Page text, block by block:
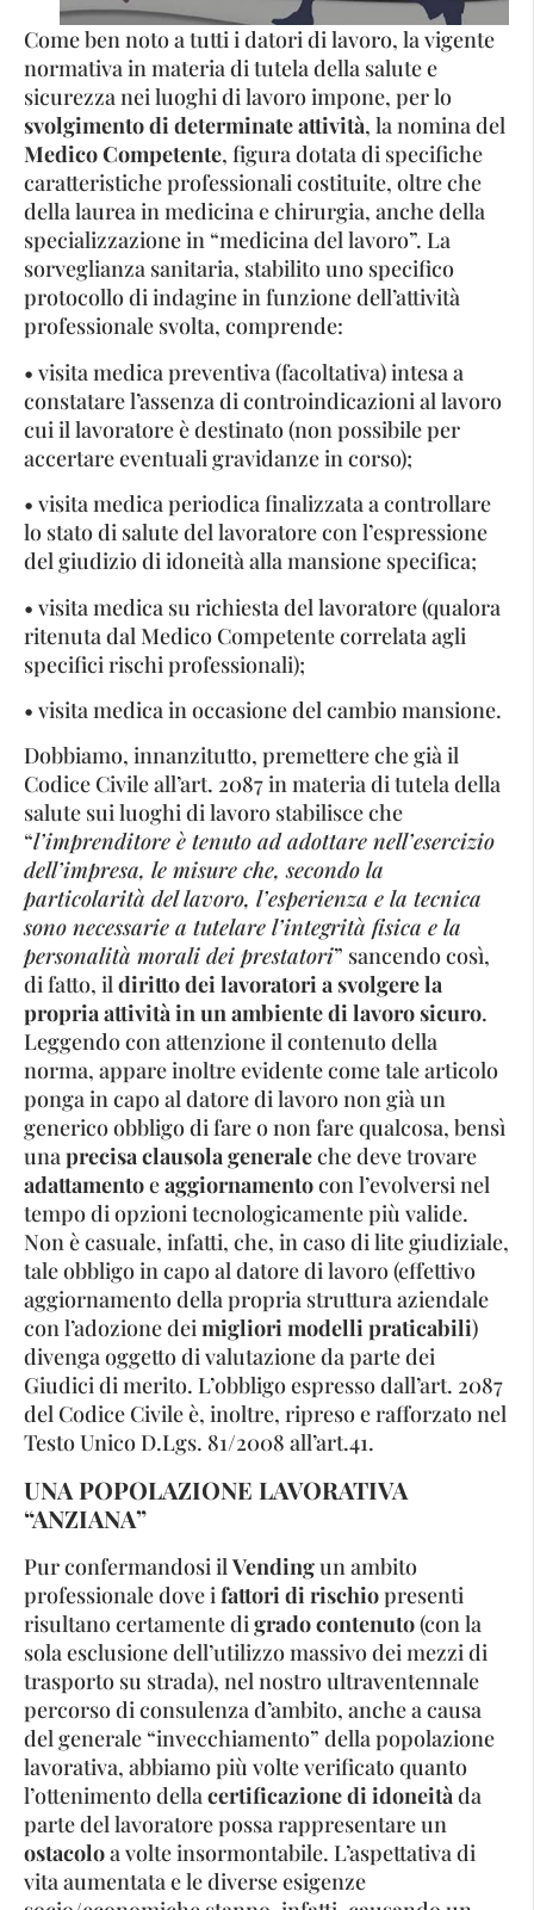
Come ben noto a tutti i datori di lavoro, la vigente
normativa in materia di tutela della salute e
sicurezza nei luoghi di lavoro impone, per lo
svolgimento di determinate attività, la nomina del
Medico Competente, figura dotata di specifiche
caratteristiche professionali costituite, oltre che
della laurea in medicina e chirurgia, anche della
specializzazione in “medicina del lavoro”. La
sorveglianza sanitaria, stabilito uno specifico
protocollo di indagine in funzione dell’attività
professionale svolta, comprende:
• visita medica preventiva (facoltativa) intesa a
constatare l’assenza di controindicazioni al lavoro
cui il lavoratore è destinato (non possibile per
accertare eventuali gravidanze in corso);
• visita medica periodica finalizzata a controllare
lo stato di salute del lavoratore con l’espressione
del giudizio di idoneità alla mansione specifica;
• visita medica su richiesta del lavoratore (qualora
ritenuta dal Medico Competente correlata agli
specifici rischi professionali);
• visita medica in occasione del cambio mansione.
Dobbiamo, innanzitutto, premettere che già il
Codice Civile all’art. 2087 in materia di tutela della
salute sui luoghi di lavoro stabilisce che
“l’imprenditore è tenuto ad adottare nell’esercizio
dell’impresa, le misure che, secondo la
particolarità del lavoro, l’esperienza e la tecnica
sono necessarie a tutelare l’integrità fisica e la
personalità morali dei prestatori” sancendo così,
di fatto, ildiritto dei lavoratori a svolgere la
propria attività in un ambiente di lavoro sicuro.
Leggendo con attenzione il contenuto della
norma, appare inoltre evidente come tale articolo
ponga in capo al datore di lavoro non già un
generico obbligo di fare o non fare qualcosa, bensì
unaprecisa clausola generaleche deve trovare
adattamentoeaggiornamentocon l’evolversi nel
tempo di opzioni tecnologicamente più valide.
Non è casuale, infatti, che, in caso di lite giudiziale,
tale obbligo in capo al datore di lavoro (effettivo
aggiornamento della propria struttura aziendale
con l’adozione deimigliori modelli praticabili)
divenga oggetto di valutazione da parte dei
Giudici di merito. L’obbligo espresso dall’art. 2087
del Codice Civile è, inoltre, ripreso e rafforzato nel
Testo Unico D.Lgs. 81/2008 all’art.41.
UNA POPOLAZIONE LAVORATIVA
“ANZIANA”
Pur confermandosi ilVendingun ambito
professionale dove ifattori di rischiopresenti
risultano certamente digrado contenuto(con la
sola esclusione dell’utilizzo massivo dei mezzi di
trasporto su strada), nel nostro ultraventennale
percorso di consulenza d’ambito, anche a causa
del generale “invecchiamento” della popolazione
lavorativa, abbiamo più volte verificato quanto
l’ottenimento dellacertificazione di idoneitàda
parte del lavoratore possa rappresentare un
ostacoloa volte insormontabile. L’aspettativa di
vita aumentata e le diverse esigenze